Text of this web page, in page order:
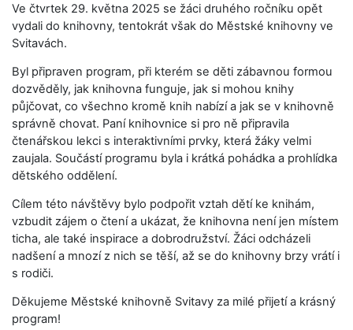
Ve čtvrtek 29. května 2025 se žáci druhého ročníku opět
vydali do knihovny, tentokrát však do Městské knihovny ve
Svitavách.
Byl připraven program, při kterém se děti zábavnou formou
dozvěděly, jak knihovna funguje, jak si mohou knihy
půjčovat, co všechno kromě knih nabízí a jak se v knihovně
správně chovat. Paní knihovnice si pro ně připravila
čtenářskou lekci s interaktivními prvky, která žáky velmi
zaujala. Součástí programu byla i krátká pohádka a prohlídka
dětského oddělení.
Cílem této návštěvy bylo podpořit vztah dětí ke knihám,
vzbudit zájem o čtení a ukázat, že knihovna není jen místem
ticha, ale také inspirace a dobrodružství. Žáci odcházeli
nadšení a mnozí z nich se těší, až se do knihovny brzy vrátí i
s rodiči.
Děkujeme Městské knihovně Svitavy za milé přijetí a krásný
program!